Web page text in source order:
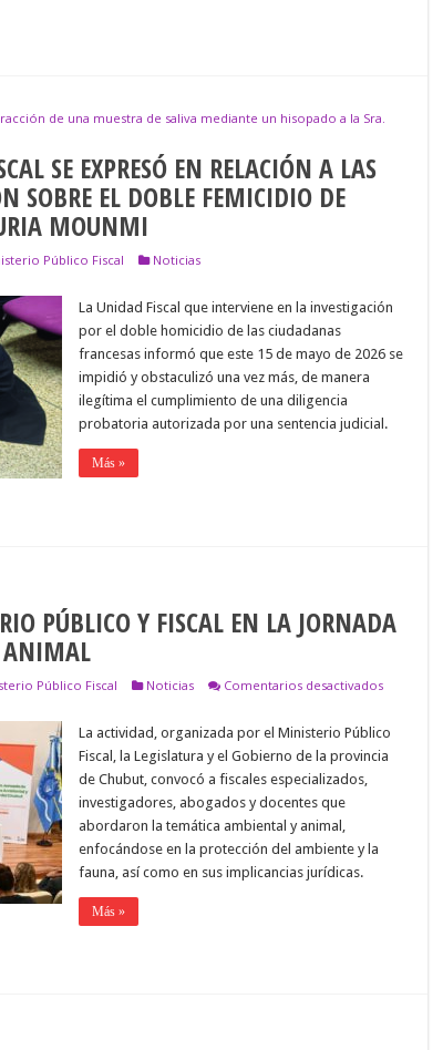
de una muestra de saliva mediante un hisopado a la Sra.
SE EXPRESÓ EN RELACIÓN A LAS
SOBRE EL DOBLE FEMICIDIO DE
MOUNMI
Público Fiscal
Noticias
La Unidad Fiscal que interviene en la investigación
por el doble homicidio de las ciudadanas
francesas informó que este 15 de mayo de 2026 se
impidió y obstaculizó una vez más, de manera
ilegítima el cumplimiento de una diligencia
probatoria autorizada por una sentencia judicial.
Más »
PÚBLICO Y FISCAL EN LA JORNADA
ANIMAL
Público Fiscal Noticias Comentarios desactivadosen
MINISTERIO
PÚBLICO
La actividad, organizada por el Ministerio Público
Fiscal, la Legislatura y el Gobierno de la provincia
de Chubut, convocó a fiscales especializados,
investigadores, abogados y docentes que
abordaron la temática ambiental y animal,
enfocándose en la protección del ambiente y la
fauna, así como en sus implicancias jurídicas.
Más »